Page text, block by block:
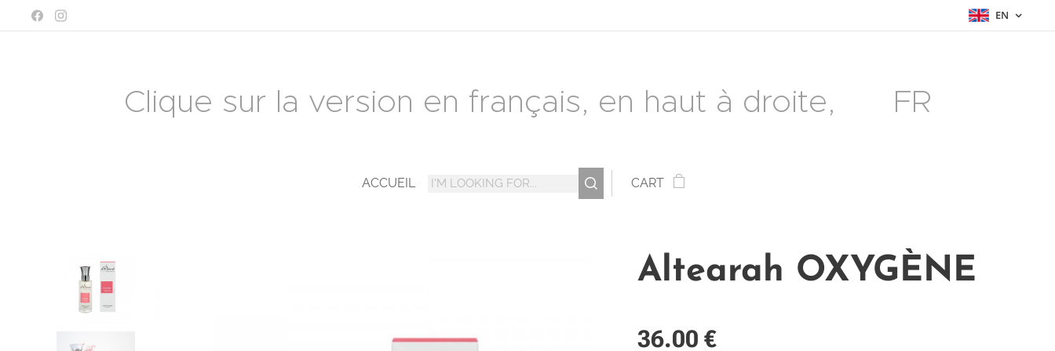
EN
Clique sur la version en français, en haut à droite, 🇫🇷 FR
ACCUEIL CART
Altearah OXYGÈNE
36.00 €